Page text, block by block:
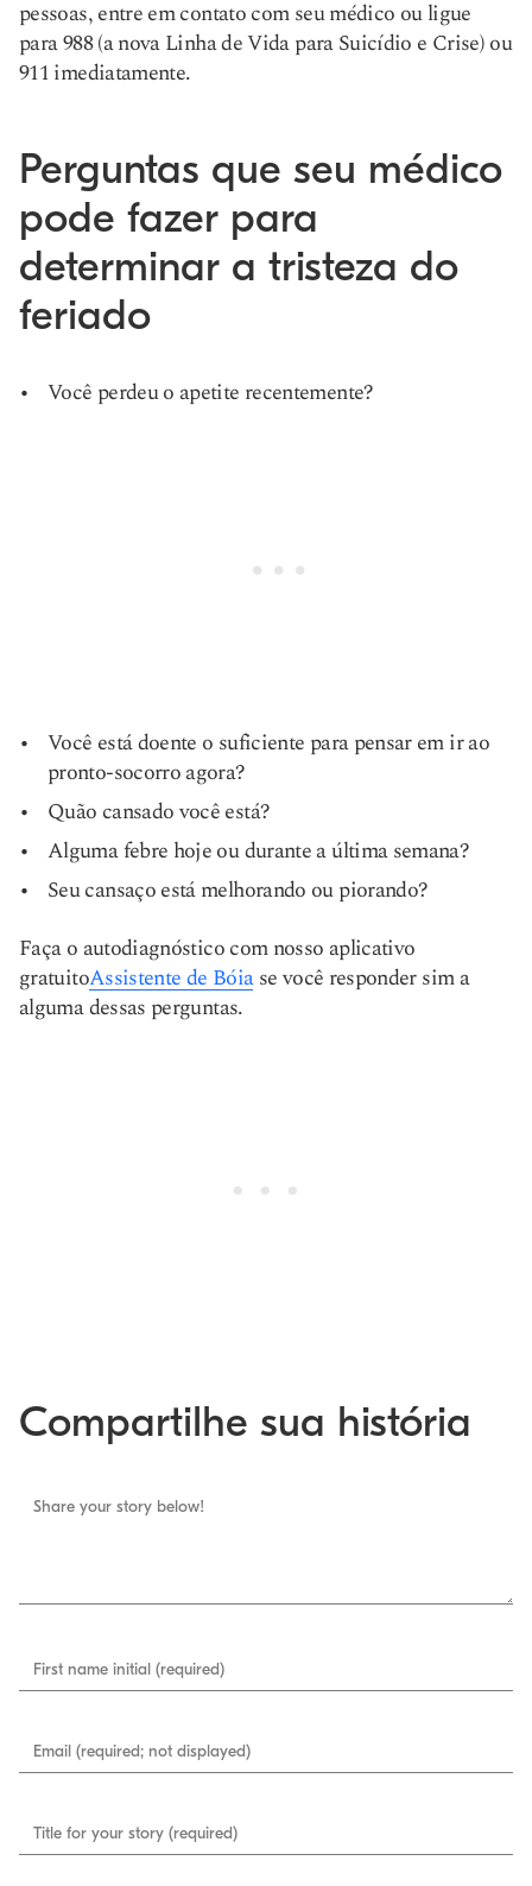
pessoas, entre em contato com seu médico ou ligue
para 988 (a nova Linha de Vida para Suicídio e Crise) ou
911 imediatamente.
Perguntas que seu médico
pode fazer para
determinar a tristeza do
feriado
Você perdeu o apetite recentemente?
Você está doente o suficiente para pensar em ir ao
pronto-socorro agora?
Quão cansado você está?
Alguma febre hoje ou durante a última semana?
Seu cansaço está melhorando ou piorando?
Faça o autodiagnóstico com nosso aplicativo
gratuitoAssistente de Bóiase você responder sim a
alguma dessas perguntas.
Compartilhe sua história
Share your story below!
First name initial (required)
Email (required; not displayed)
Title for your story (required)